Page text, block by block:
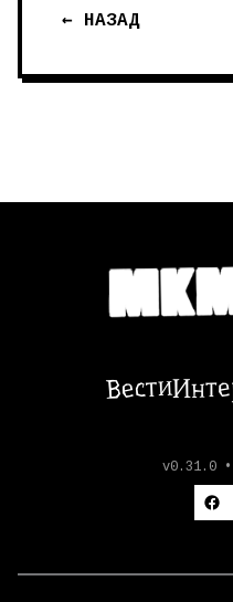
← НАЗАД
Вести
v0.31.0 •